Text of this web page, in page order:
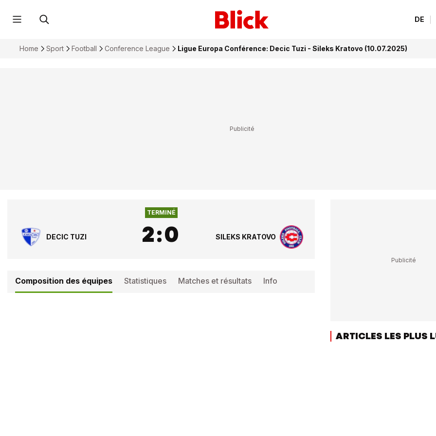
DE
Home Sport Football Conference League Ligue Europa Conférence: Decic Tuzi - Sileks Kratovo (10.07.2025)
DECIC TUZI
TERMINÉ
2:0 SILEKS KRATOVO
Composition des équipes Statistiques Matches et résultats Info
ARTICLES LES PLUS